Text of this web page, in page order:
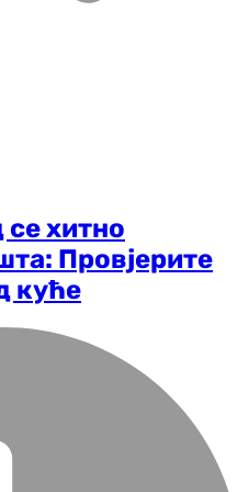
хитно
Провјерите
куће